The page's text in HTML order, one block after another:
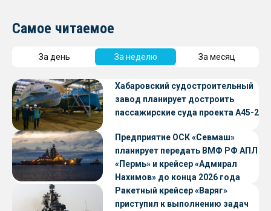
Самое читаемое
За день За неделю За месяц
Хабаровский судостроительный
завод планирует достроить
пассажирские суда проекта А45-2
Предприятие ОСК «Севмаш»
планирует передать ВМФ РФ АПЛ
«Пермь» и крейсер «Адмирал
Нахимов» до конца 2026 года
Ракетный крейсер «Варяг»
приступил к выполнению задач